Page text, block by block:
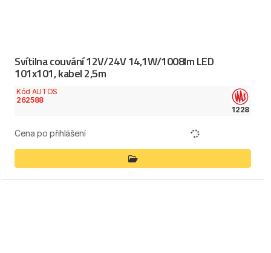
Svítilna couvání 12V/24V 14,1W/1008lm LED
101x101, kabel 2,5m
Kód AUTOS
262588
1228
Cena po přihlášení